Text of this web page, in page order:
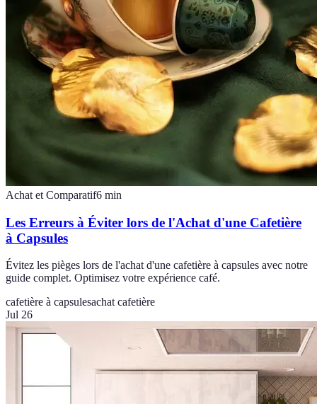
Achat et Comparatif6 min
Les Erreurs à Éviter lors de l'Achat d'une Cafetière
à Capsules
Évitez les pièges lors de l'achat d'une cafetière à capsules avec notre
guide complet. Optimisez votre expérience café.
cafetière à capsulesachat cafetière
Jul 26